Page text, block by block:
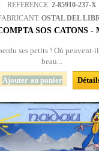
REFERENCE: 2-85910-237-X
OSTAL DEL
SOS CATONS -
ses petits ! Où peuvent-
beau...
Ajouter au panier